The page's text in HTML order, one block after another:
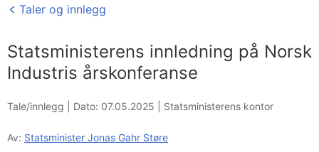
Taler og innlegg
Statsministerens innledning på Norsk
Industris årskonferanse
Tale/innlegg | Dato: 07.05.2025 Statsministerens kontor
Av: Statsminister Jonas Gahr Støre